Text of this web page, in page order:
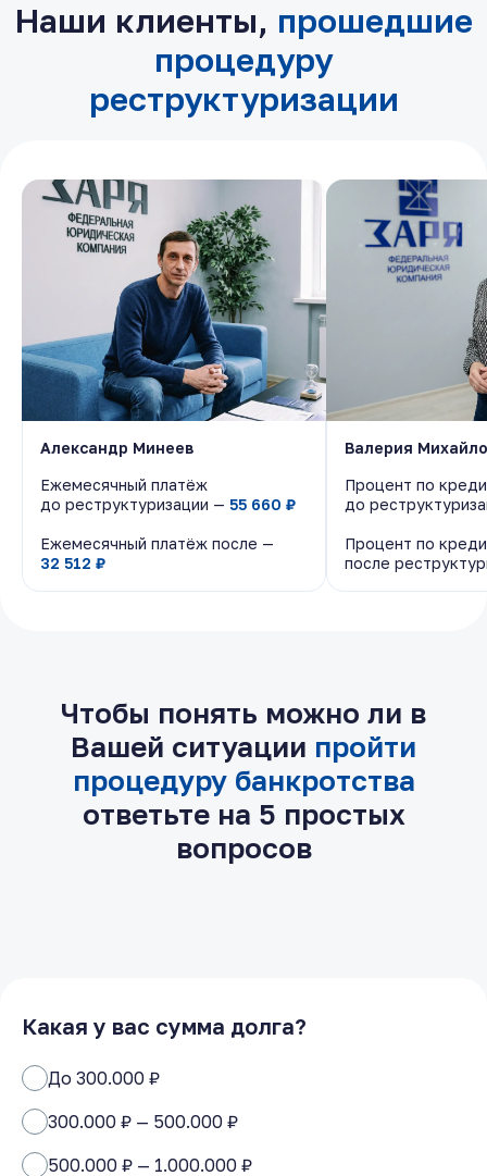
Наши клиенты, прошедшие
процедуру
реструктуризации
Александр Минеев
Ежемесячный платёж
до реструктуризации — 55 660 ₽
Ежемесячный платёж после —
32 512 ₽
Валерия
Процент по
до
Процент по
после
Александр Минеев
Ежемесячный платёж
до реструктуризации — 55 660 ₽
Ежемесячный платёж после —
32 512 ₽
Валерия
Процент по
до
Процент по
после
Чтобы понять можно ли в
Вашей ситуации пройти
процедуру банкротства
ответьте на 5 простых
вопросов
Какая у вас сумма долга?
До 300.000 ₽
300.000 ₽ — 500.000 ₽
500.000 ₽ — 1.000.000 ₽